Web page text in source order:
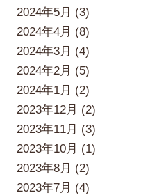
2024年5月 (3)
2024年4月 (8)
2024年3月 (4)
2024年2月 (5)
2024年1月 (2)
2023年12月 (2)
2023年11月 (3)
2023年10月 (1)
2023年8月 (2)
2023年7月 (4)